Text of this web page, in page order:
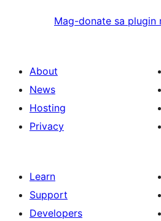
Mag-donate sa plugin
About
News
Hosting
Privacy
Learn
Support
Developers